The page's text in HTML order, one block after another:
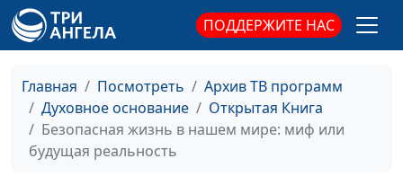
ПОДДЕРЖИТЕ НАС
Главная Посмотреть
Архив ТВ программ
Духовное основание
Открытая Книга
Безопасная жизнь в нашем мире: миф или
будущая реальность
Дети — радость жизни?
Юлия Синицына,
священнослужитель
Святой христианин
Юлия Синицына,
Анатолий Тарасюк,